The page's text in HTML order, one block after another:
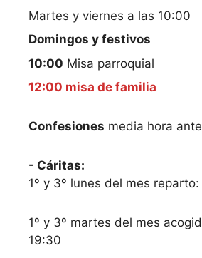
Martes y viernes a las 10:00
Domingos y festivos
10:00 Misa parroquial
12:00 misa de familia
Confesiones media hora
- Cáritas:
1º y 3º lunes del mes
1º y 3º martes del mes
19:30